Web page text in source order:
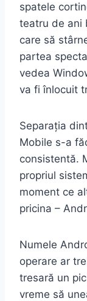
spatele
teatru de ani
care să
partea
vedea
va fi înlocuit
Separația
Mobile s-a
consistentă.
propriul
moment ce
pricina –
Numele
operare ar
tresară un
vreme să